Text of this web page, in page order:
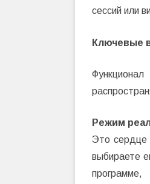
сессий или
Ключевые
Режим
Это сердце
выбираете